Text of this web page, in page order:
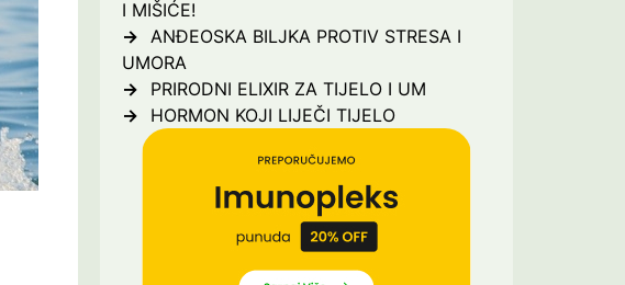
I MIŠIĆE!
ANĐEOSKA BILJKA PROTIV STRESA I
UMORA
PRIRODNI ELIXIR ZA TIJELO I UM
HORMON KOJI LIJEČI TIJELO